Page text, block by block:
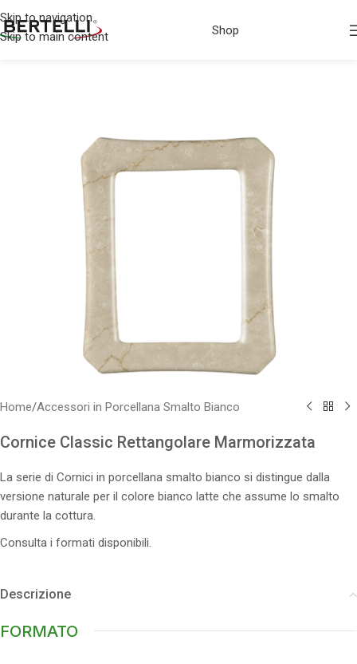
Skip to navigation
Skip to main content
Shop
Home/Accessori in Porcellana Smalto Bianco
Cornice Classic Rettangolare Marmorizzata
La serie di Cornici in porcellana smalto bianco si distingue dalla
versione naturale per il colore bianco latte che assume lo smalto
durante la cottura.
Consulta i formati disponibili.
Descrizione
FORMATO